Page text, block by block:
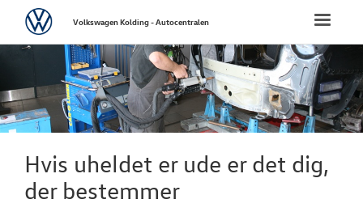
FORSIDE
NYE
NYE VAREBILER
Toggle
VolkswagenVolkswagen Kolding - Autocentralen
Hvis uheldet er ude er det dig,
der bestemmer